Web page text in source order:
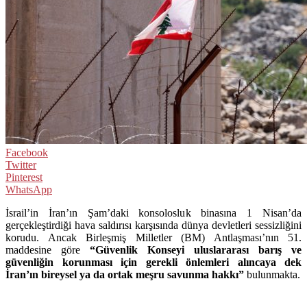
Facebook
Twitter
Pinterest
WhatsApp
İsrail’in İran’ın Şam’daki konsolosluk binasına 1 Nisan’da
gerçekleştirdiği hava saldırısı karşısında dünya devletleri sessizliğini
korudu. Ancak Birleşmiş Milletler (BM) Antlaşması’nın 51.
maddesine göre “Güvenlik Konseyi uluslararası barış ve
güvenliğin korunması için gerekli önlemleri alıncaya dek
İran’ın bireysel ya da ortak meşru savunma hakkı” bulunmakta.